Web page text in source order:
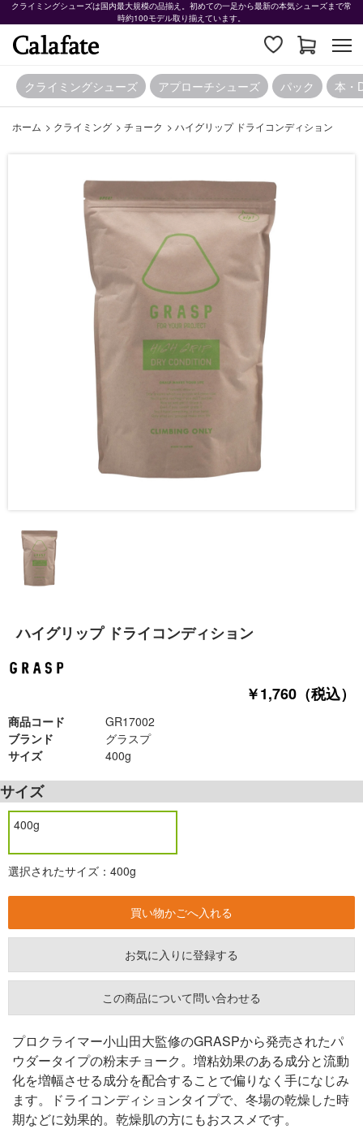
クライミングシューズは国内最大規模の品揃え。初めての一足から最新の本気シューズまで常
時約100モデル取り揃えています。
クライミングシューズ アプローチシューズ パック 本・
ホーム > クライミング > チョーク > ハイグリップ ドライコンディション
ハイグリップ ドライコンディション
￥1,760（税込）
商品コード
GR17002
ブランド
グラスプ
サイズ
400g
サイズ
400g
選択されたサイズ：400g
お気に入りに登録する
この商品について問い合わせる
プロクライマー小山田大監修のGRASPから発売されたパ
ウダータイプの粉末チョーク。増粘効果のある成分と流動
化を増幅させる成分を配合することで偏りなく手になじみ
ます。ドライコンディションタイプで、冬場の乾燥した時
期などに効果的。乾燥肌の方にもおススメです。